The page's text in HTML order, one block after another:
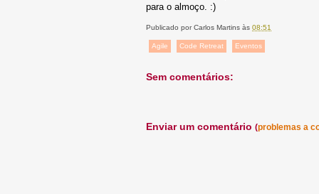
para o almoço. :)
Publicado porCarlos Martins às 08:51
Agile Code Retreat Eventos
Sem comentários:
Enviar um comentário (problemas a